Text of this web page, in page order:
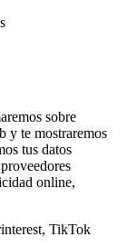
sobre
y te mostraremos
tus datos
online,
TikTok